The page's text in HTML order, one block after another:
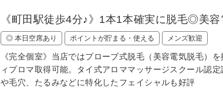
《町田駅徒歩4分♪》1本1本確実に脱毛◎美
◎ 本日空席あり ポイントが貯まる・使える メンズ歓迎
《完全個室》当店ではプローブ式脱毛（美容電気脱毛）
ィプロマ取得可能。タイ式アロママッサージスクール認
や毛穴、たるみなどに特化したフェイシャルも好評